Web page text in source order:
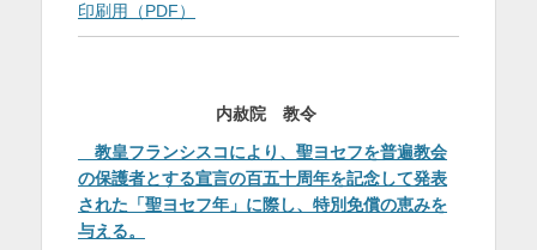
印刷用（PDF）
内赦院 教令
教皇フランシスコにより、聖ヨセフを普遍教会
の保護者とする宣言の百五十周年を記念して発表
された「聖ヨセフ年」に際し、特別免償の恵みを
与える。